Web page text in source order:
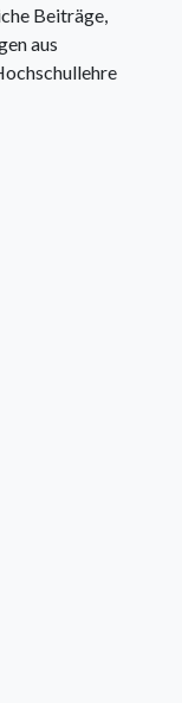
Beiträge,
aus